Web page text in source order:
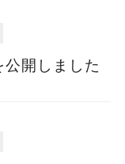
開しました